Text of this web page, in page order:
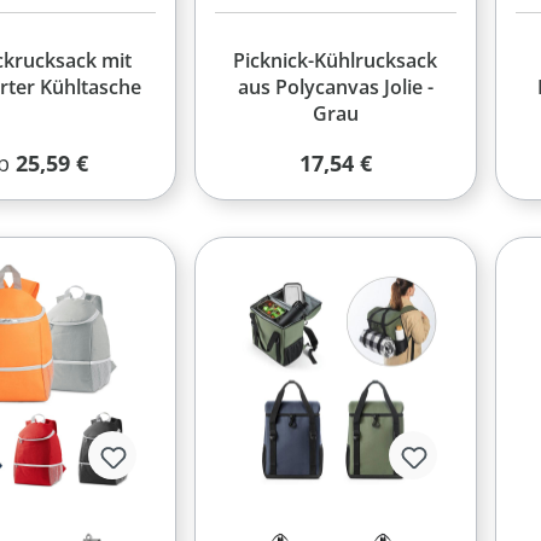
mit
Kühltasche
Preis:
25,59 €
Picknick-Kühlrucksack
aus Polycanvas Jolie -
Grau
Regulärer Preis:
17,54 €